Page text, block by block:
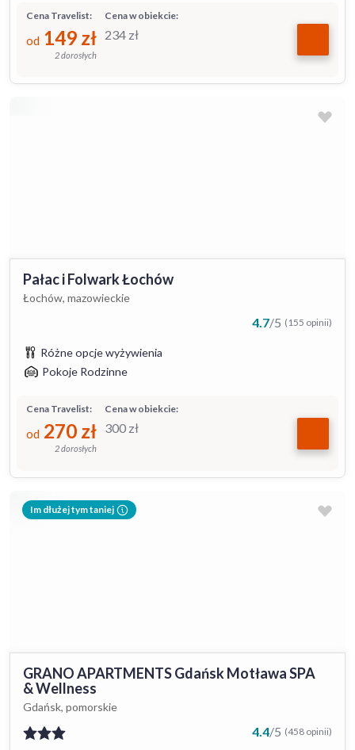
Cena w obiekcie:
234 zł
Cena Travelist:
od 149 zł
2 dorosłych
Pałac i Folwark Łochów
Łochów, mazowieckie
4.7/5 (155 opinii)
Różne opcje wyżywienia
Pokoje Rodzinne
Cena w obiekcie:
300 zł
Cena Travelist:
od 270 zł
2 dorosłych
Im dłużej tym taniej
GRANO APARTMENTS Gdańsk Motława SPA
& Wellness
Gdańsk, pomorskie
4.4/5 (458 opinii)